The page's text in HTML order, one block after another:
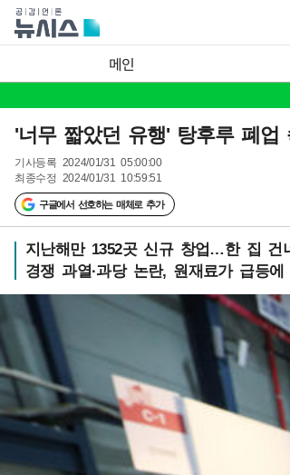
메인
'너무 짧았던 유행' 탕후루 폐
기사등록 2024/01/31 05:00:00
최종수정 2024/01/31 10:59:51
구글에서 선호하는 매체로 추가
지난해만 1352곳 신규 창업…한 집 건
경쟁 과열·과당 논란, 원재료가 급등